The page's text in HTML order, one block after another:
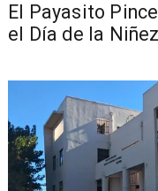
El Payasito
el Día de la